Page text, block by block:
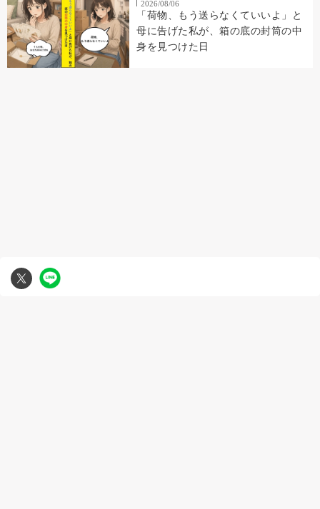
2026/08/06
「荷物、もう送らなくていいよ」と
母に告げた私が、箱の底の封筒の中
身を見つけた日